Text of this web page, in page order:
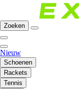
Zoeken
Nieuw
Schoenen
Rackets
Tennis